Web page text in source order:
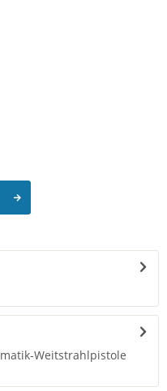
Weitstrahlpistole